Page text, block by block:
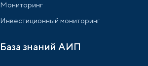
Мониторинг
Инвестиционный мониторинг
База знаний АИП